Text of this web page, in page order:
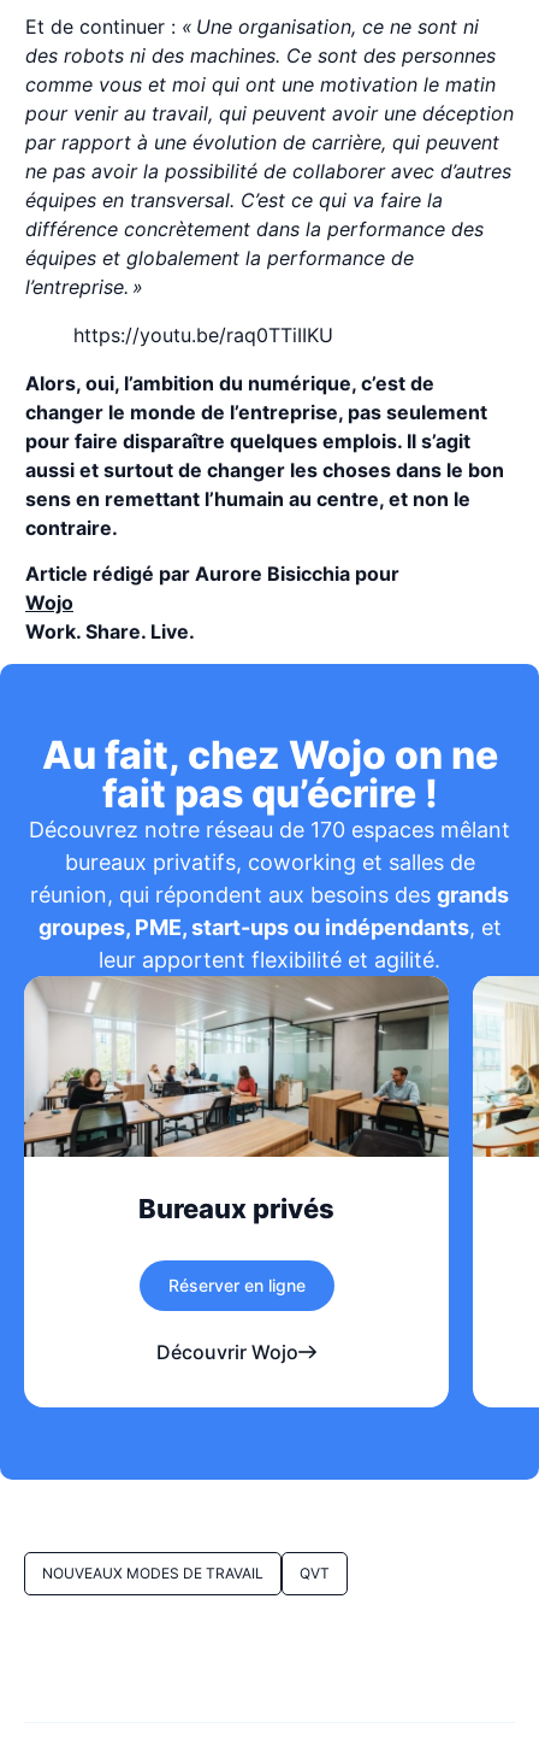
Et de continuer : « Une organisation, ce ne sont ni
des robots ni des machines. Ce sont des personnes
comme vous et moi qui ont une motivation le matin
pour venir au travail, qui peuvent avoir une déception
par rapport à une évolution de carrière, qui peuvent
ne pas avoir la possibilité de collaborer avec d’autres
équipes en transversal. C’est ce qui va faire la
différence concrètement dans la performance des
équipes et globalement la performance de
l’entreprise. »
https://youtu.be/raq0TTiIIKU
Alors, oui, l’ambition du numérique, c’est de
changer le monde de l’entreprise, pas seulement
pour faire disparaître quelques emplois. Il s’agit
aussi et surtout de changer les choses dans le bon
sens en remettant l’humain au centre, et non le
contraire.
Article rédigé par Aurore Bisicchia pour
Wojo
Work. Share. Live.
Au fait, chez Wojo on ne
fait pas qu’écrire !
Découvrez notre réseau de 170 espaces mêlant
bureaux privatifs, coworking et salles de
réunion, qui répondent aux besoins des grands
groupes, PME, start-ups ou indépendants, et
leur apportent flexibilité et agilité.
Bureaux privés
Réserver en ligne
Découvrir Wojo
NOUVEAUX MODES DE TRAVAIL QVT